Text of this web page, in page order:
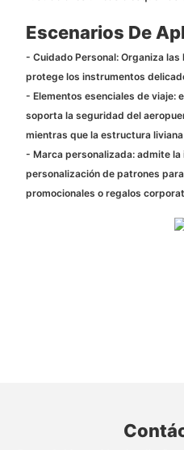
Escenarios De
- Cuidado Personal: Organiza
protege los instrumentos
- Elementos esenciales de viaje:
soporta la seguridad del
mientras que la estructura
- Marca personalizada: admite
personalización de patrones
promocionales o regalos